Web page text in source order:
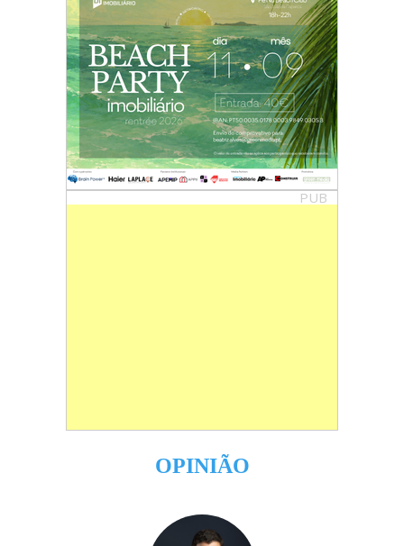
PUB
OPINIÃO